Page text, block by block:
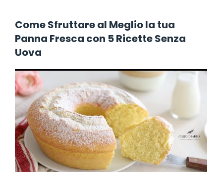
Come Sfruttare al Meglio la tua
Panna Fresca con 5 Ricette Senza
Uova